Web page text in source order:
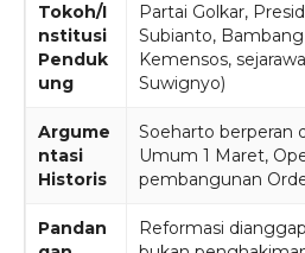
Tokoh/I
nstitusi
Penduk
ung
Partai Golkar,
Subianto,
Kemensos,
Suwignyo)
Argume
ntasi
Historis
Soeharto berperan
Umum 1 Maret,
pembangunan
Pandan
Reformasi